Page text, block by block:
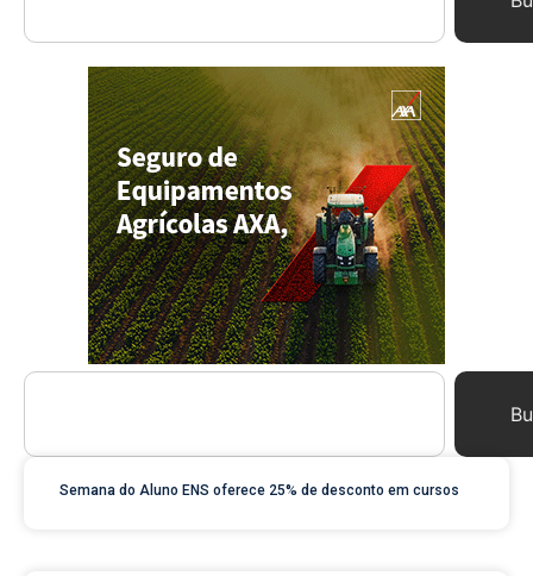
Semana do Aluno ENS oferece 25% de desconto em cursos